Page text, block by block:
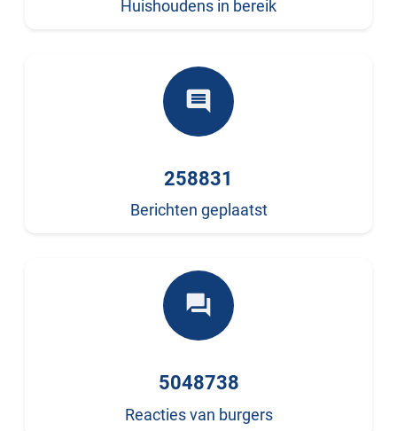
Huishoudens in bereik
comment
258831
Berichten geplaatst
forum
5048738
Reacties van burgers